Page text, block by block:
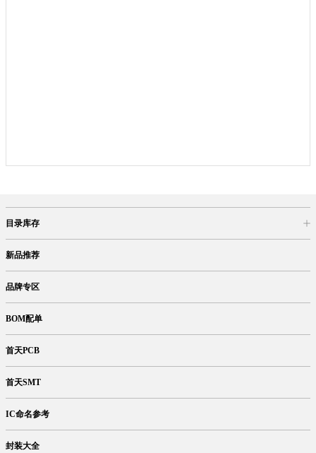
目录库存
新品推荐
品牌专区
BOM配单
首天PCB
首天SMT
IC命名参考
封装大全